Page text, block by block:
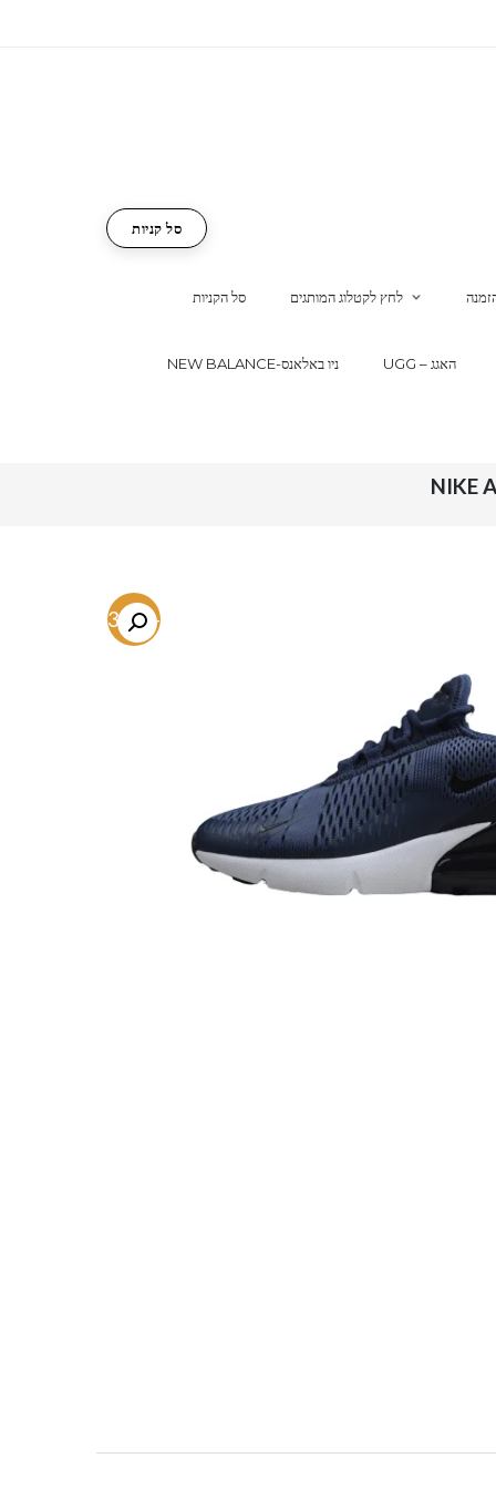
סל הקניות לחץ לקטלוג המותגים
NEW BALANCE-ניו באלאנס UGG – האגג
סל קניות
-53.3%